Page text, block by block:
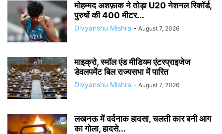
मोहम्मद अशफ़ाक ने तोड़ा U20 नेशनल रिकॉर्ड,
पुरुषों की 400 मीटर...
Divyanshu Mishra - August 7, 2026
माइक्रो, स्मॉल एंड मीडियम एंटरप्राइजेज
डेवलपमेंट बिल राज्यसभा में पारित
Divyanshu Mishra - August 7, 2026
लखनऊ में दर्दनाक हादसा, चलती कार बनी आग
का गोला, हादसे...